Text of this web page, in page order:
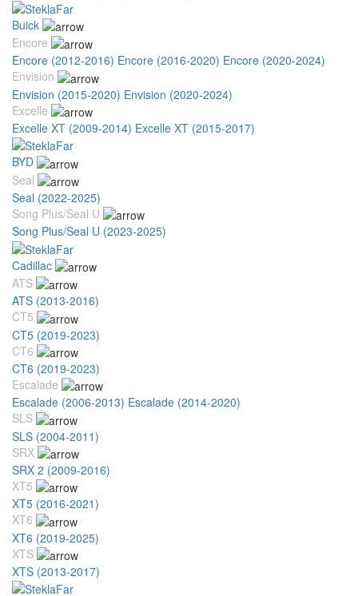
Buick
Encore
Encore (2012-2016) Encore (2016-2020) Encore (2020-2024)
Envision
Envision (2015-2020) Envision (2020-2024)
Excelle
Excelle XT (2009-2014) Excelle XT (2015-2017)
BYD
Seal
Seal (2022-2025)
Song Plus/Seal U
Song Plus/Seal U (2023-2025)
Cadillac
ATS
ATS (2013-2016)
CT5
CT5 (2019-2023)
CT6
CT6 (2019-2023)
Escalade
Escalade (2006-2013) Escalade (2014-2020)
SLS
SLS (2004-2011)
SRX
SRX 2 (2009-2016)
XT5
XT5 (2016-2021)
XT6
XT6 (2019-2025)
XTS
XTS (2013-2017)